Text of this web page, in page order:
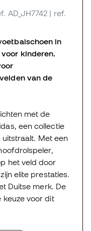
AD_JH7742 | ref.
in
kinderen.
van de
met de
een collectie
Met een
het veld door
elite prestaties.
Duitse merk. De
keuze voor dit